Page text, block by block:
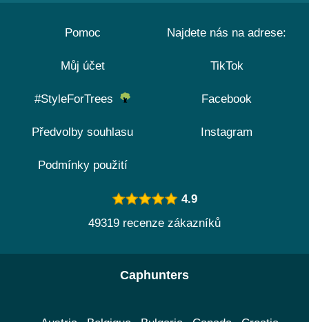
Pomoc
Můj účet
#StyleForTrees
Předvolby souhlasu
Podmínky použití
Najdete nás na adrese:
TikTok
Facebook
Instagram
4.9
49319 recenze zákazníků
Caphunters